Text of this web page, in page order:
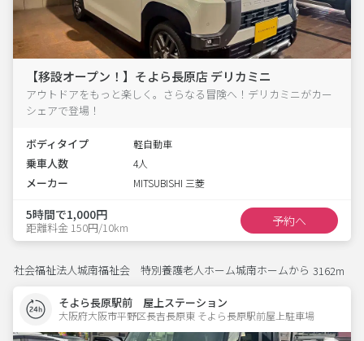
【移設オープン！】そよら長原店 デリカミニ
アウトドアをもっと楽しく。さらなる冒険へ！デリカミニがカー
シェアで登場！
ボディタイプ 軽自動車
乗車人数 4人
メーカー MITSUBISHI 三菱
5時間で1,000円
距離料金 150円/10km 予約へ
社会福祉法人城南福祉会 特別養護老人ホーム城南ホームから 3162m
そよら長原駅前 屋上ステーション
大阪府大阪市平野区長吉長原東 そよら長原駅前屋上駐車場